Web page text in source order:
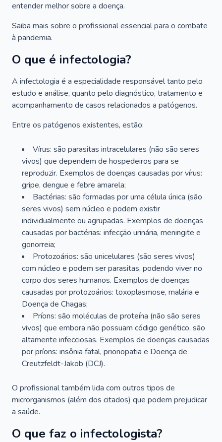
entender melhor sobre a doença.
Saiba mais sobre o profissional essencial para o combate
à pandemia.
O que é infectologia?
A infectologia é a especialidade responsável tanto pelo
estudo e análise, quanto pelo diagnóstico, tratamento e
acompanhamento de casos relacionados a patógenos.
Entre os patógenos existentes, estão:
Vírus: são parasitas intracelulares (não são seres
vivos) que dependem de hospedeiros para se
reproduzir. Exemplos de doenças causadas por vírus:
gripe, dengue e febre amarela;
Bactérias: são formadas por uma célula única (são
seres vivos) sem núcleo e podem existir
individualmente ou agrupadas. Exemplos de doenças
causadas por bactérias: infecção urinária, meningite e
gonorreia;
Protozoários: são unicelulares (são seres vivos)
com núcleo e podem ser parasitas, podendo viver no
corpo dos seres humanos. Exemplos de doenças
causadas por protozoários: toxoplasmose, malária e
Doença de Chagas;
Príons: são moléculas de proteína (não são seres
vivos) que embora não possuam código genético, são
altamente infecciosas. Exemplos de doenças causadas
por príons: insônia fatal, prionopatia e Doença de
Creutzfeldt-Jakob (DCJ).
O profissional também lida com outros tipos de
microrganismos (além dos citados) que podem prejudicar
a saúde.
O que faz o infectologista?